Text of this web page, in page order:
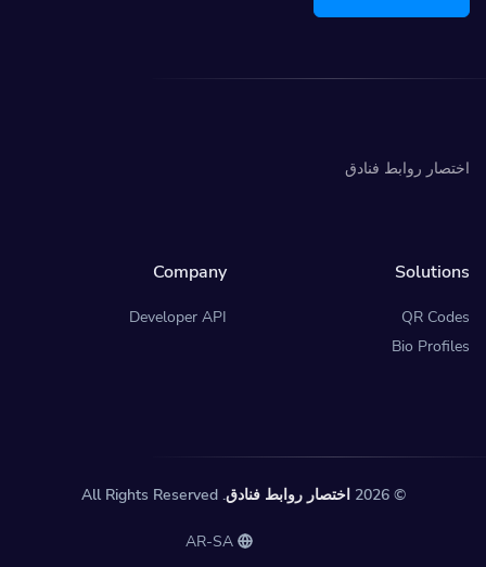
اختصار روابط فنادق
Solutions
QR Codes
Bio Profiles
Company
Developer API
© 2026 اختصار روابط فنادق. All Rights Reserved